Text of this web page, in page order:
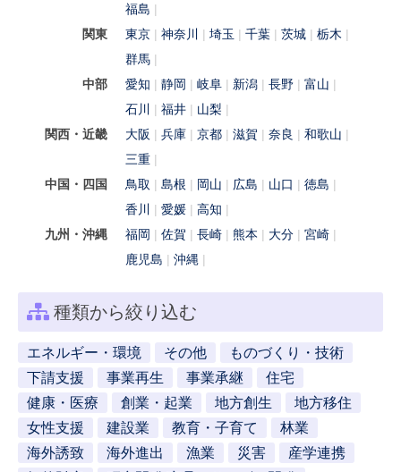
福島
関東
東京 神奈川 埼玉 千葉 茨城
栃木
群馬
中部
愛知 静岡 岐阜 新潟 長野
富山
石川
福井
山梨
関西・近畿
大阪 兵庫 京都 滋賀 奈良
和歌山
三重
中国・四国
鳥取 島根 岡山 広島 山口
徳島
香川
愛媛
高知
九州・沖縄
福岡 佐賀 長崎 熊本 大分
宮崎
鹿児島
沖縄
種類から絞り込む
エネルギー・環境 その他
ものづくり・技術
下請支援
事業再生 事業承継
住宅
健康・医療
創業・起業 地方創生
地方移住
女性支援
建設業 教育・子育て
林業
海外誘致
海外進出 漁業 災害
産学連携